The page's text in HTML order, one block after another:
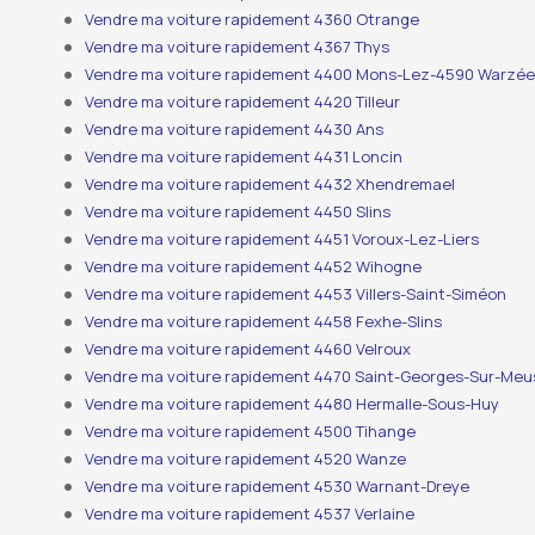
Vendre ma voiture rapidement 4360 Otrange
Vendre ma voiture rapidement 4367 Thys
Vendre ma voiture rapidement 4400 Mons-Lez-4590 Warzée
Vendre ma voiture rapidement 4420 Tilleur
Vendre ma voiture rapidement 4430 Ans
Vendre ma voiture rapidement 4431 Loncin
Vendre ma voiture rapidement 4432 Xhendremael
Vendre ma voiture rapidement 4450 Slins
Vendre ma voiture rapidement 4451 Voroux-Lez-Liers
Vendre ma voiture rapidement 4452 Wihogne
Vendre ma voiture rapidement 4453 Villers-Saint-Siméon
Vendre ma voiture rapidement 4458 Fexhe-Slins
Vendre ma voiture rapidement 4460 Velroux
Vendre ma voiture rapidement 4470 Saint-Georges-Sur-
Vendre ma voiture rapidement 4480 Hermalle-Sous-Huy
Vendre ma voiture rapidement 4500 Tihange
Vendre ma voiture rapidement 4520 Wanze
Vendre ma voiture rapidement 4530 Warnant-Dreye
Vendre ma voiture rapidement 4537 Verlaine